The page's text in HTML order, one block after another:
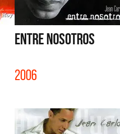
ENTRE NOSOTROS
2006